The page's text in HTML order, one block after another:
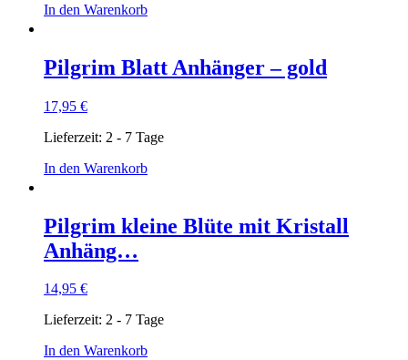
In den Warenkorb
Pilgrim Blatt Anhänger – gold
17,95 €
Lieferzeit: 2 - 7 Tage
In den Warenkorb
Pilgrim kleine Blüte mit Kristall
Anhäng…
14,95 €
Lieferzeit: 2 - 7 Tage
In den Warenkorb